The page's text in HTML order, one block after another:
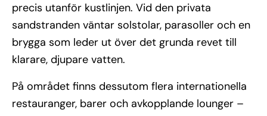
precis utanför kustlinjen. Vid den privata
sandstranden väntar solstolar, parasoller och en
brygga som leder ut över det grunda revet till
klarare, djupare vatten.
På området finns dessutom flera internationella
restauranger, barer och avkopplande lounger –